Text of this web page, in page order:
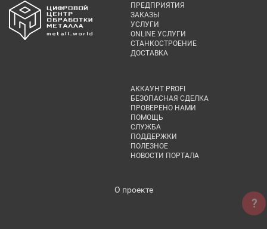
ПРЕДПРИЯТИЯ
ЗАКАЗЫ
УСЛУГИ
ONLINE УСЛУГИ
СТАНКОСТРОЕНИЕ
ДОСТАВКА
АККАУНТ PROFI
БЕЗОПАСНАЯ СДЕЛКА
ПРОВЕРЕНО НАМИ
ПОМОЩЬ
СЛУЖБА
ПОДДЕРЖКИ
ПОЛЕЗНОЕ
НОВОСТИ ПОРТАЛА
О проекте
?